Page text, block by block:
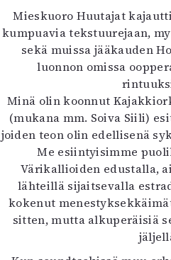
Mieskuoro Huutajat
kumpuavia tekstuurejaan,
sekä muissa jääkauden
luonnon omissa
Minä olin koonnut
(mukana mm. Soiva Siili)
joiden teon olin edellisenä
Me esiintyisimme
Värikallioiden edustalla,
lähteillä sijaitsevalla
kokenut
sitten, mutta alkuperäisiä